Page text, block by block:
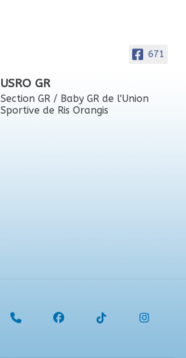
671
USRO GR
Section GR / Baby GR de l'Union
Sportive de Ris Orangis